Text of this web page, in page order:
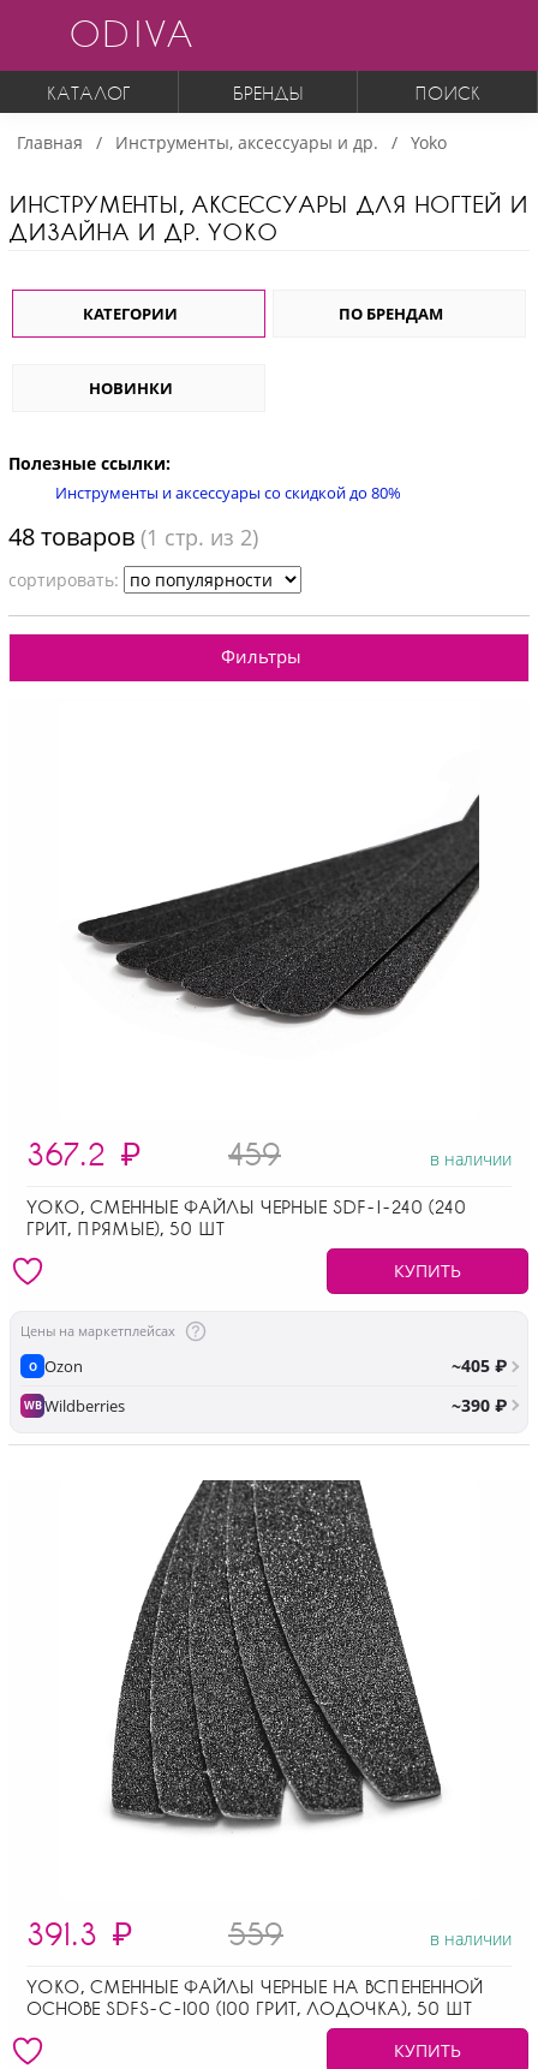
ODIVA
КАТАЛОГ БРЕНДЫ ПОИСК
Главная Инструменты, аксессуары и др. Yoko
ИНСТРУМЕНТЫ, АКСЕССУАРЫ ДЛЯ НОГТЕЙ И
ДИЗАЙНА И ДР. YOKO
КАТЕГОРИИ ПО БРЕНДАМ
НОВИНКИ
Полезные ссылки:
Инструменты и аксессуары со скидкой до 80%
48 товаров (1 стр. из 2)
cортировать:
Фильтры
367.2 ₽ 459 в наличии
YOKO, СМЕННЫЕ ФАЙЛЫ ЧЕРНЫЕ SDF-I-240 (240
ГРИТ, ПРЯМЫЕ), 50 ШТ
КУПИТЬ
Цены на маркетплейсах
O Ozon ~405 ₽
WBWildberries ~390 ₽
391.3 ₽ 559 в наличии
YOKO, СМЕННЫЕ ФАЙЛЫ ЧЕРНЫЕ НА ВСПЕНЕННОЙ
ОСНОВЕ SDFS-C-100 (100 ГРИТ, ЛОДОЧКА), 50 ШТ
КУПИТЬ